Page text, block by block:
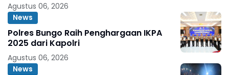
Agustus 06, 2026
News
Polres Bungo Raih Penghargaan IKPA
2025 dari Kapolri
Agustus 06, 2026
News